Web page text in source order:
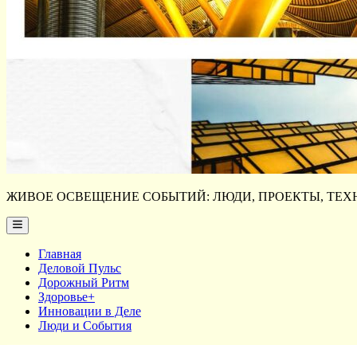
ЖИВОЕ ОСВЕЩЕНИЕ СОБЫТИЙ: ЛЮДИ, ПРОЕКТЫ,
Main
Menu
Главная
Деловой Пульс
Дорожный Ритм
Здоровье+
Инновации в Деле
Люди и События